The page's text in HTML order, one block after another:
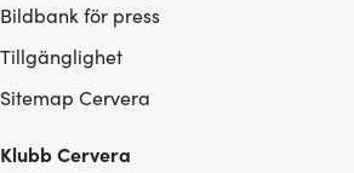
Bildbank för press
Tillgänglighet
Sitemap Cervera
Klubb Cervera